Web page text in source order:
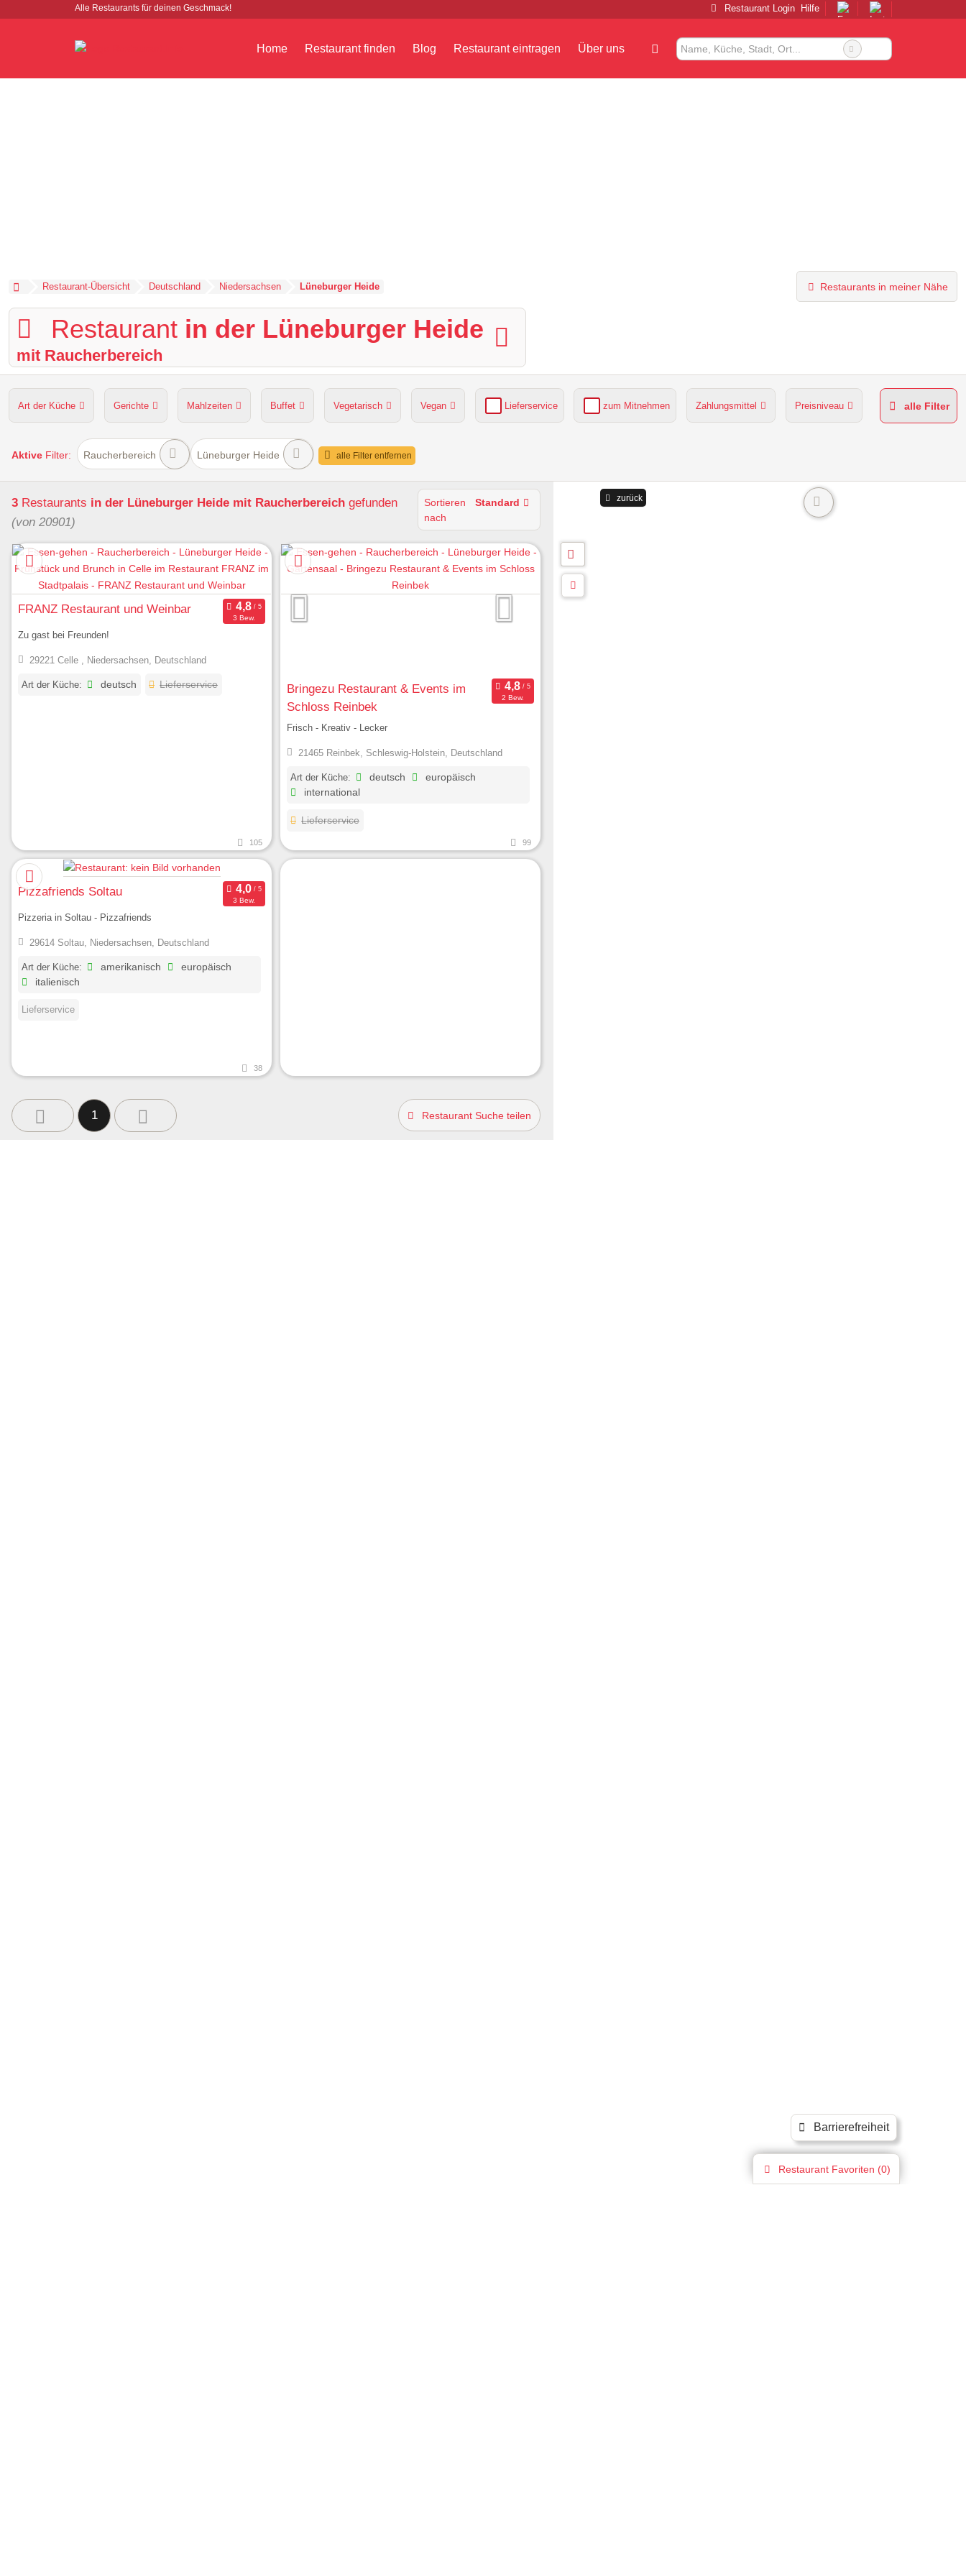
Alle Restaurants für deinen Geschmack!
Barrierefreiheit
Restaurant Login Hilfe
Home Restaurant finden Blog Restaurant eintragen Über uns
Restaurant-Übersicht Deutschland Niedersachsen Lüneburger Heide Restaurants in meiner Nähe
Restaurant in der Lüneburger Heide
mit Raucherbereich
Art der Küche Gerichte Mahlzeiten Buffet Vegetarisch Vegan Lieferservice zum Mitnehmen Zahlungsmittel Preisniveau
Hunde erlaubt Kapazität Sitzplätze im Freien grüner Gastgarten
alle Filter
Aktive Filter: Raucherbereich Lüneburger Heide alle Filter entfernen
3 Restaurants in der Lüneburger Heide mit Raucherbereich gefunden
(von 20901)
Sortieren
nach
Standard
FRANZ Restaurant und Weinbar
3 Bew.
Zu gast bei Freunden!
29221 Celle , Niedersachsen, Deutschland
Art der Küche: deutsch Lieferservice
105
Bringezu Restaurant & Events im
Schloss Reinbek
2 Bew.
Frisch - Kreativ - Lecker
21465 Reinbek, Schleswig-Holstein, Deutschland
Art der Küche: deutsch
europäisch
international
Lieferservice
99
Pizzafriends Soltau
3 Bew.
Pizzeria in Soltau - Pizzafriends
29614 Soltau, Niedersachsen, Deutschland
Art der Küche: amerikanisch
europäisch
italienisch
Lieferservice
38
1 Restaurant Suche teilen
Restaurant Favoriten (0)
zurück